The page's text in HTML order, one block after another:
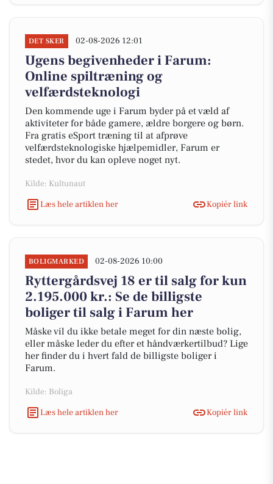
DET SKER 02-08-2026 12:01
Ugens begivenheder i Farum:
Online spiltræning og
velfærdsteknologi
Den kommende uge i Farum byder på et væld af
aktiviteter for både gamere, ældre borgere og børn.
Fra gratis eSport træning til at afprøve
velfærdsteknologiske hjælpemidler, Farum er
stedet, hvor du kan opleve noget nyt.
Kilde: Kultunaut
Læs hele artiklen her
Kopiér link
BOLIGMARKED 02-08-2026 10:00
Ryttergårdsvej 18 er til salg for kun
2.195.000 kr.: Se de billigste
boliger til salg i Farum her
Måske vil du ikke betale meget for din næste bolig,
eller måske leder du efter et håndværkertilbud? Lige
her finder du i hvert fald de billigste boliger i
Farum.
Kilde: Boliga
Læs hele artiklen her
Kopiér link